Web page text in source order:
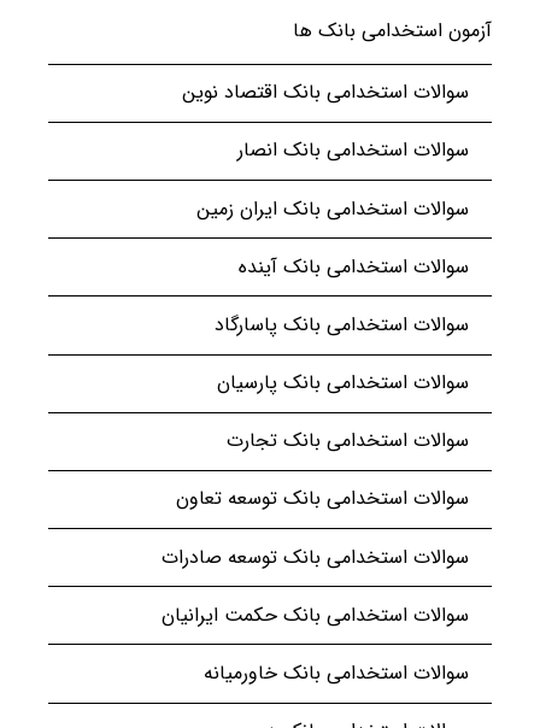
آزمون استخدامی بانک ها
سوالات استخدامی بانک اقتصاد نوین
سوالات استخدامی بانک انصار
سوالات استخدامی بانک ایران زمین
سوالات استخدامی بانک آینده
سوالات استخدامی بانک پاسارگاد
سوالات استخدامی بانک پارسیان
سوالات استخدامی بانک تجارت
سوالات استخدامی بانک توسعه تعاون
سوالات استخدامی بانک توسعه صادرات
سوالات استخدامی بانک حکمت ایرانیان
سوالات استخدامی بانک خاورمیانه